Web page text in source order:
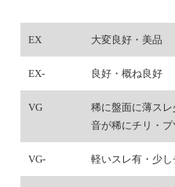
EX 大変良好・美品
EX- 良好・概ね良好
VG
稀に盤面に薄ス
音が稀にチリ・
VG- 軽いスレ有・少